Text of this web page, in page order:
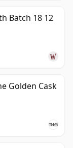
Batch 18 12
Golden Cask